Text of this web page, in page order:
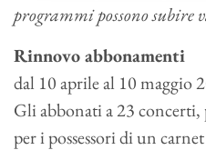
programmi possono
Rinnovo abbonamenti
dal 10 aprile al 10 maggio
Gli abbonati a 23
per i possessori di un